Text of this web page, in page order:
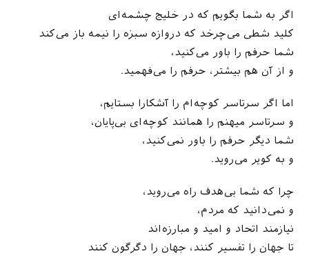
اگر به شما بگویم که در خلیج چشمه‌ای
کلید شطی می‌چرخد که دروازه سبزه را نیمه باز می‌کند
شما حرفم را باور می‌کنید،
و از آن هم بیشتر، حرفم را می‌فهمید.
اما اگر سرتاسر کوچه‌ام را آشکارا بستایم،
و سرتاسر میهنم را همانند کوچه‌ای بی‌پایان،
شما دیگر حرفم را باور نمی‌کنید،
و به کویر می‌روید.
چرا که شما بی‌هدف راه می‌روید،
و نمی‌دانید که مردم،
نیازمند اتحاد و امید و مبارزه‌اند
تا جهان را تفسیر کنند، جهان را دگرگون کنند